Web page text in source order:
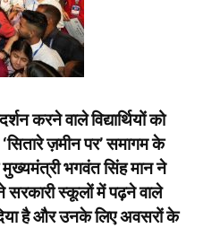
करने वाले विद्यार्थियों को
ज़मीन पर’ समागम के
भगवंत सिंह मान ने
ने सरकारी स्कूलों में पढ़ने वाले
है और उनके लिए अवसरों के